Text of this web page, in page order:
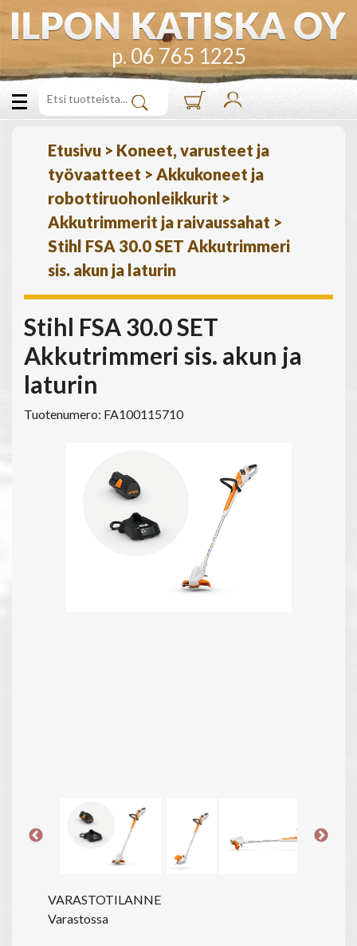
p. 06 765 1225
Etusivu > Koneet, varusteet ja
työvaatteet > Akkukoneet ja
robottiruohonleikkurit >
Akkutrimmerit ja raivaussahat >
Stihl FSA 30.0 SET Akkutrimmeri
sis. akun ja laturin
Stihl FSA 30.0 SET
Akkutrimmeri sis. akun ja
laturin
Tuotenumero: FA100115710
VARASTOTILANNE
Varastossa